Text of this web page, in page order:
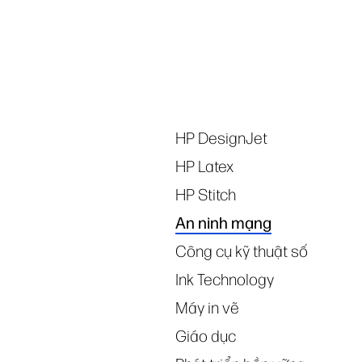
HP DesignJet
HP Latex
HP Stitch
An ninh mạng
Công cụ kỹ thuật số
Ink Technology
Máy in vẽ
Giáo dục